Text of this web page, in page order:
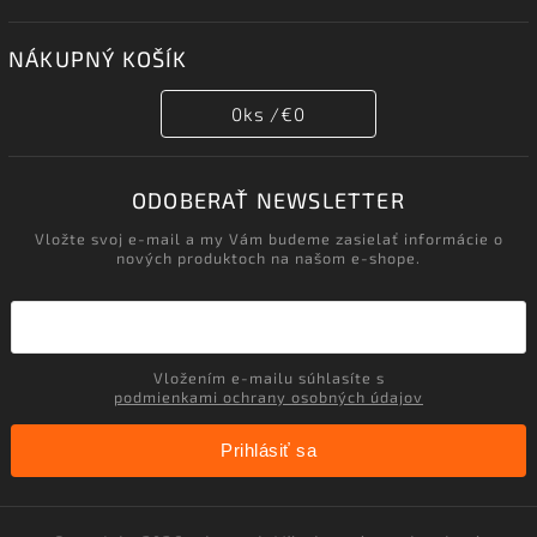
NÁKUPNÝ KOŠÍK
0ks /€0
ODOBERAŤ NEWSLETTER
Vložte svoj e-mail a my Vám budeme zasielať informácie o
nových produktoch na našom e-shope.
podmienkami ochrany osobných údajov
Prihlásiť sa